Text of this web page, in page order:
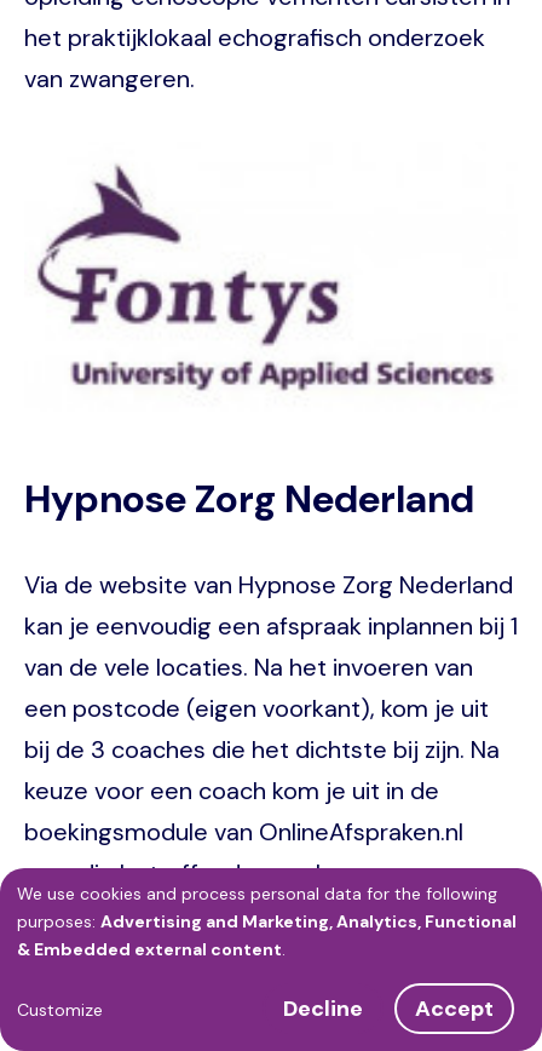
het praktijklokaal echografisch onderzoek
van zwangeren.
Hypnose Zorg Nederland
Via de website van Hypnose Zorg Nederland
kan je eenvoudig een afspraak inplannen bij 1
van de vele locaties. Na het invoeren van
een postcode (eigen voorkant), kom je uit
bij de 3 coaches die het dichtste bij zijn. Na
keuze voor een coach kom je uit in de
boekingsmodule van OnlineAfspraken.nl
voor die betreffende coach.
Image
Use
personal
We use cookies and process personal data for the following
purposes: Advertising and Marketing, Analytics, Functional
& Embedded external content.
Customize Decline Accept